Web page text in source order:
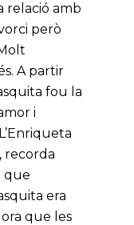
relació amb
però
A partir
fou la
i
recorda
que
era
que les